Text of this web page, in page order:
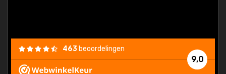
9,0
463 beoordelingen